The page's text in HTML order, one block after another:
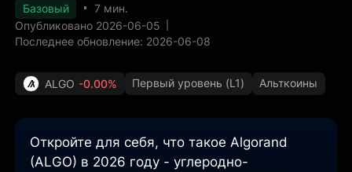
Базовый
7 мин.
Опубликовано 2026-06-05
Последнее обновление: 2026-06-08
ALGO -0.00% Первый уровень (L1) Альткоины
Откройте для себя, что такое Algorand
(ALGO) в 2026 году - углеродно-